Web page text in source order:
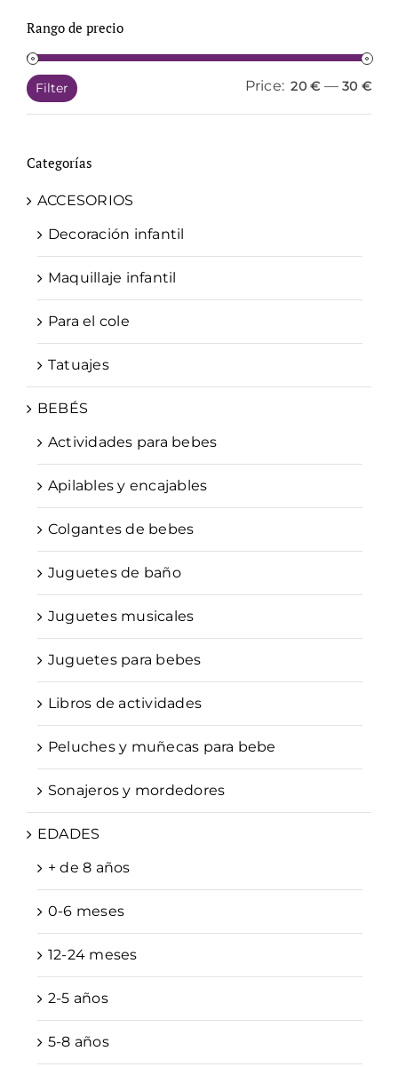
Rango de precio
Min
Filter Price: 20 € —30 €
Categorías
ACCESORIOS
Decoración infantil
Maquillaje infantil
Para el cole
Tatuajes
BEBÉS
Actividades para bebes
Apilables y encajables
Colgantes de bebes
Juguetes de baño
Juguetes musicales
Juguetes para bebes
Libros de actividades
Peluches y muñecas para bebe
Sonajeros y mordedores
EDADES
+ de 8 años
0-6 meses
12-24 meses
2-5 años
5-8 años